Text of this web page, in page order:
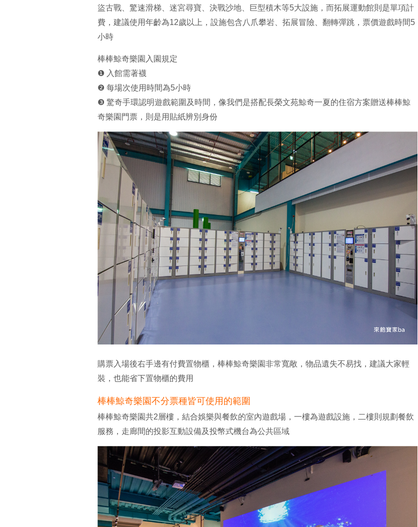
盜古戰、驚速滑梯、迷宮尋寶、決戰沙地、巨型積木等5大設施，而拓展運動館則是單項計
費，建議使用年齡為12歲以上，設施包含八爪攀岩、拓展冒險、翻轉彈跳，票價遊戲時間5
小時
棒棒鯨奇樂園入園規定
❶ 入館需著襪
❷ 每場次使用時間為5小時
❸ 驚奇手環認明遊戲範圍及時間，像我們是搭配長榮文苑鯨奇一夏的住宿方案贈送棒棒鯨
奇樂園門票，則是用貼紙辨別身份
購票入場後右手邊有付費置物櫃，棒棒鯨奇樂園非常寬敞，物品遺失不易找，建議大家輕
裝，也能省下置物櫃的費用
棒棒鯨奇樂園不分票種皆可使用的範圍
棒棒鯨奇樂園共2層樓，結合娛樂與餐飲的室內遊戲場，一樓為遊戲設施，二樓則規劃餐飲
服務，走廊間的投影互動設備及投幣式機台為公共區域